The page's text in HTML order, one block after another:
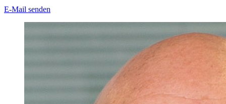
E-Mail senden